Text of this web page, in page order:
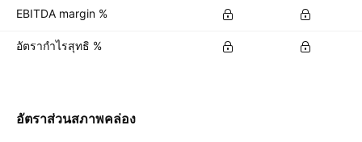
EBITDA margin %
อัตรากำไรสุทธิ %
อัตราส่วนสภาพคล่อง